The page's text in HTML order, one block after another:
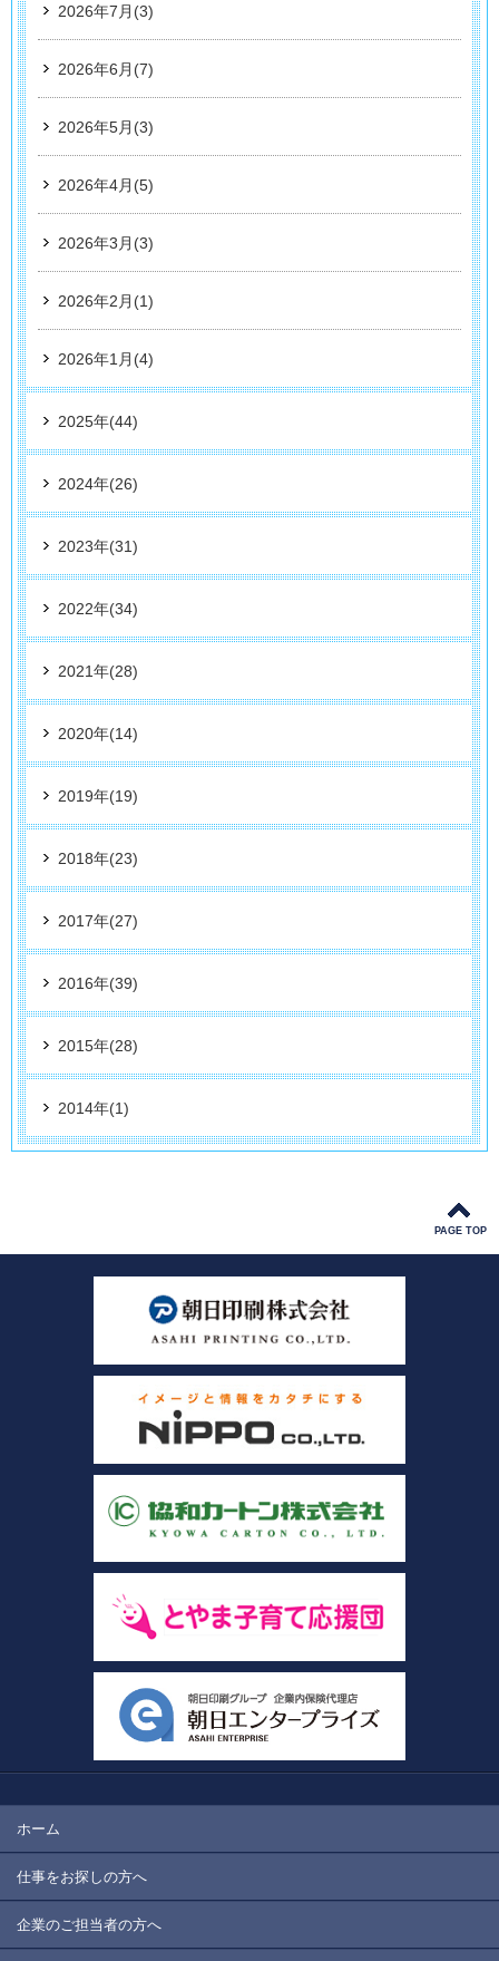
2026年7月(3)
2026年6月(7)
2026年5月(3)
2026年4月(5)
2026年3月(3)
2026年2月(1)
2026年1月(4)
2025年(44)
2024年(26)
2023年(31)
2022年(34)
2021年(28)
2020年(14)
2019年(19)
2018年(23)
2017年(27)
2016年(39)
2015年(28)
2014年(1)
PAGE TOP
ホーム
仕事をお探しの方へ
企業のご担当者の方へ